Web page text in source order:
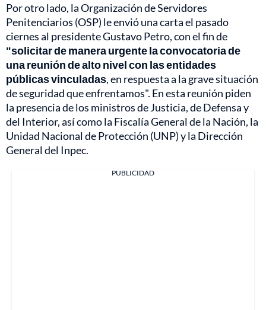
Por otro lado, la Organización de Servidores
Penitenciarios (OSP) le envió una carta el pasado
ciernes al presidente Gustavo Petro, con el fin de
"solicitar de manera urgente la convocatoria de
una reunión de alto nivel con las entidades
públicas vinculadas, en respuesta a la grave situación
de seguridad que enfrentamos". En esta reunión piden
la presencia de los ministros de Justicia, de Defensa y
del Interior, así como la Fiscalía General de la Nación, la
Unidad Nacional de Protección (UNP) y la Dirección
General del Inpec.
PUBLICIDAD